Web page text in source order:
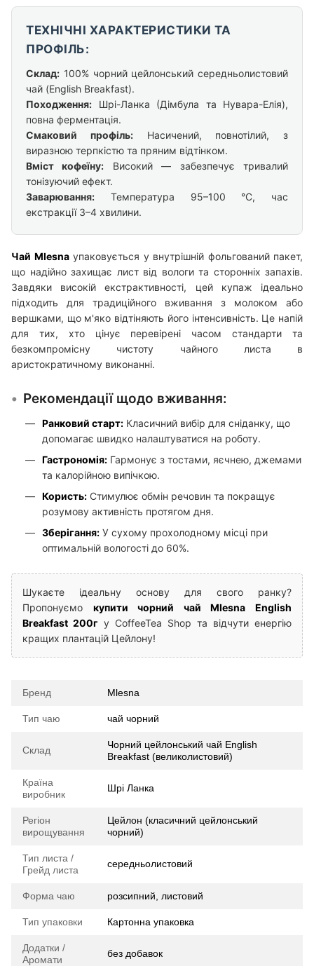
ТЕХНІЧНІ ХАРАКТЕРИСТИКИ ТА
ПРОФІЛЬ:
Склад: 100% чорний цейлонський середньолистовий
чай (English Breakfast).
Походження: Шрі-Ланка (Дімбула та Нувара-Елія),
повна ферментація.
Смаковий профіль:Насичений, повнотілий, з
виразною терпкістю та пряним відтінком.
Вміст кофеїну: Високий — забезпечує тривалий
тонізуючий ефект.
Заварювання: Температура 95–100 °C, час
екстракції 3–4 хвилини.
Чай Mlesnaупаковується у внутрішній фольгований пакет,
що надійно захищає лист від вологи та сторонніх запахів.
Завдяки високій екстрактивності, цей купаж ідеально
підходить для традиційного вживання з молоком або
вершками, що м'яко відтіняють його інтенсивність. Це напій
для тих, хто цінує перевірені часом стандарти та
безкомпромісну чистоту чайного листа в
аристократичному виконанні.
Рекомендації щодо вживання:
Ранковий старт: Класичний вибір для сніданку, що
допомагає швидко налаштуватися на роботу.
Гастрономія: Гармонує з тостами, яєчнею, джемами
та калорійною випічкою.
Користь: Стимулює обмін речовин та покращує
розумову активність протягом дня.
Зберігання: У сухому прохолодному місці при
оптимальній вологості до 60%.
Шукаєте ідеальну основу для свого ранку?
Пропонуємо купити чорний чай Mlesna English
Breakfast 200г у CoffeeTea Shop та відчути енергію
кращих плантацій Цейлону!
Бренд Mlesna
Тип чаю чай чорний
Склад
Чорний цейлонський чай English
Breakfast (великолистовий)
Країна
виробник
Шрі Ланка
Регіон
вирощування
Цейлон (класичний цейлонський
чорний)
Тип листа /
Грейд листа
середньолистовий
Форма чаю розсипний, листовий
Тип упаковки Картонна упаковка
Додатки /
Аромати
без добавок